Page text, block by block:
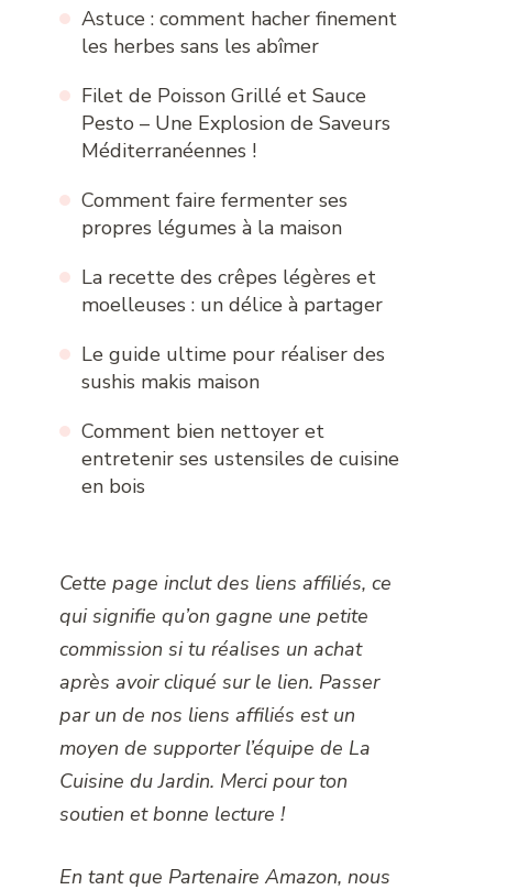
Astuce : comment hacher finement
les herbes sans les abîmer
Filet de Poisson Grillé et Sauce
Pesto – Une Explosion de Saveurs
Méditerranéennes !
Comment faire fermenter ses
propres légumes à la maison
La recette des crêpes légères et
moelleuses : un délice à partager
Le guide ultime pour réaliser des
sushis makis maison
Comment bien nettoyer et
entretenir ses ustensiles de cuisine
en bois
Cette page inclut des liens affiliés, ce
qui signifie qu’on gagne une petite
commission si tu réalises un achat
après avoir cliqué sur le lien. Passer
par un de nos liens affiliés est un
moyen de supporter l’équipe de La
Cuisine du Jardin. Merci pour ton
soutien et bonne lecture !
En tant que Partenaire Amazon, nous